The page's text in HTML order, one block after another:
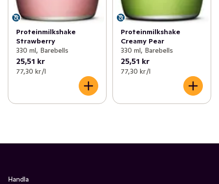
Proteinmilkshake
Strawberry
330 ml, Barebells
25,51 kr
77,30 kr /l
Proteinmilkshake
Creamy Pear
330 ml, Barebells
25,51 kr
77,30 kr /l
Handla